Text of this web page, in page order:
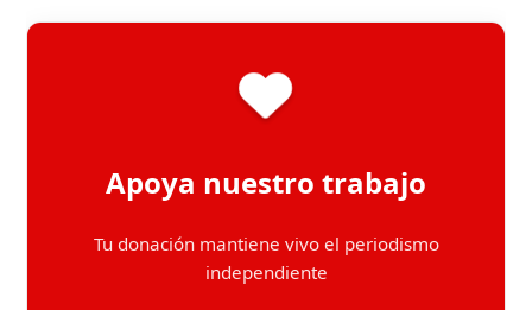
Apoya nuestro trabajo
Tu donación mantiene vivo el periodismo
independiente